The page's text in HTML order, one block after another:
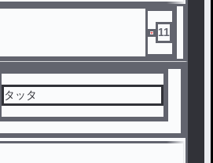
11
タッタ